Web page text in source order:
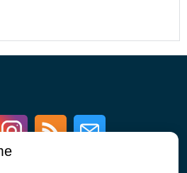
InstagramRSS Newsletter